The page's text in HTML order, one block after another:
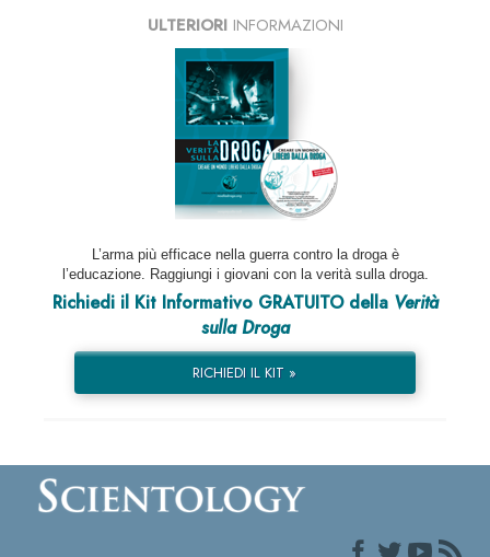
ULTERIORIINFORMAZIONI
L’arma più efficace nella guerra contro la droga è
l’educazione. Raggiungi i giovani con la verità sulla droga.
Richiedi il Kit Informativo GRATUITO della Verità
sulla Droga
RICHIEDI IL KIT »